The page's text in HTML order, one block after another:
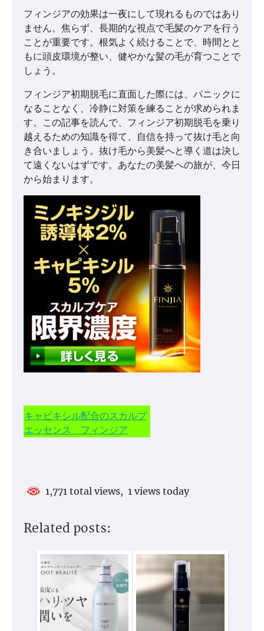
フィンジアの効果は一夜にして現れるものではあり
ません。焦らず、長期的な視点で毛髪のケアを行う
ことが重要です。根気よく続けることで、時間とと
もに頭皮環境が整い、健やかな髪の毛が育つことで
しょう。
フィンジア初期脱毛に直面した際には、パニックに
なることなく、冷静に対策を練ることが求められま
す。この記事を読んで、フィンジア初期脱毛を乗り
越えるための知識を得て、自信を持って抜け毛と向
き合いましょう。抜け毛から美髪へと導く道は決し
て遠くないはずです。あなたの美髪への旅が、今日
から始まります。
キャピキシル配合のスカルプ
エッセンス フィンジア
1,771 total views, 1 views today
Related posts: